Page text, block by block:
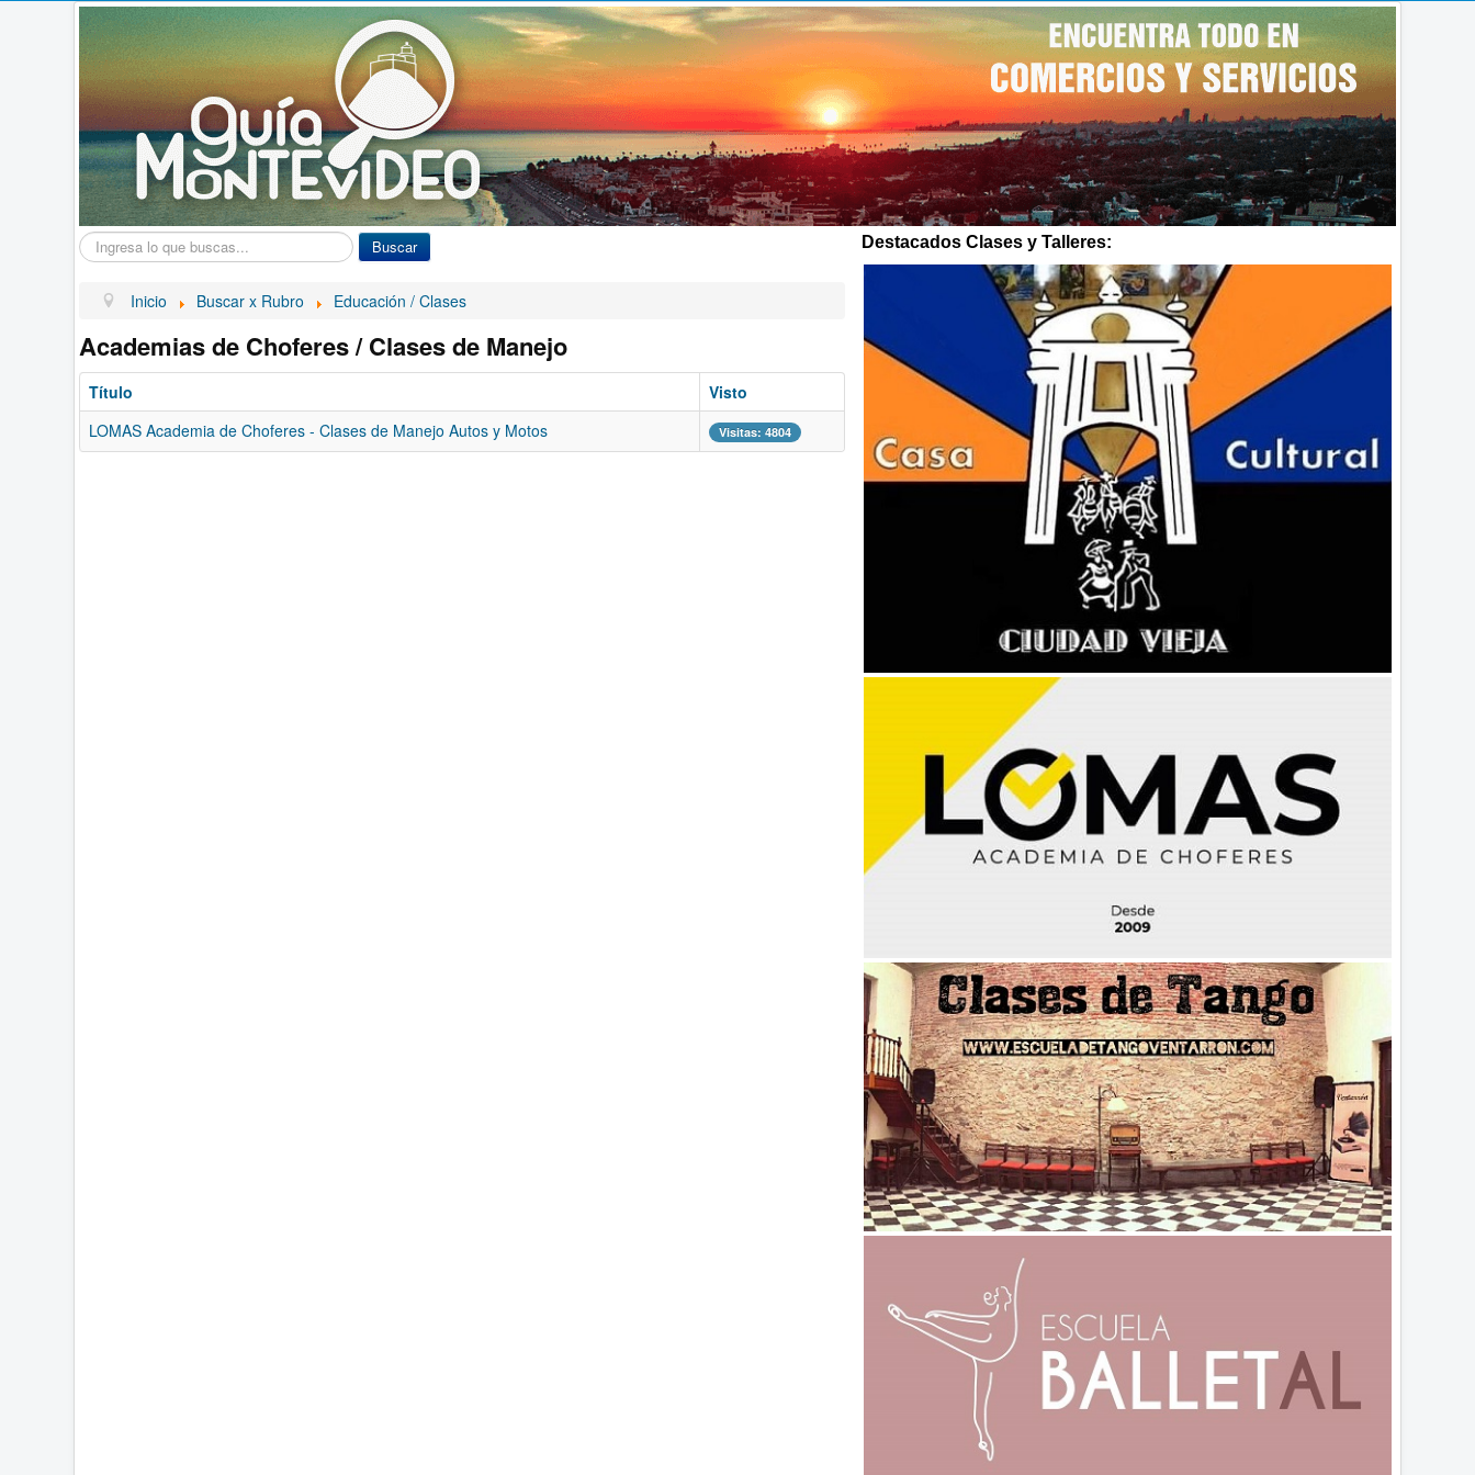
Buscar... Buscar
Inicio Buscar x Rubro Educación / Clases
Academias de Choferes / Clases de Manejo
Título
Visto
LOMAS Academia de Choferes - Clases de Manejo Autos y Motos
Visitas: 4804
Destacados Clases y Talleres: